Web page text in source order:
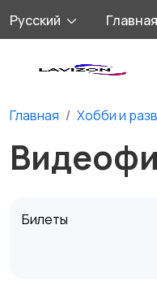
Русский Главная
Главная Хобби и
Билеты